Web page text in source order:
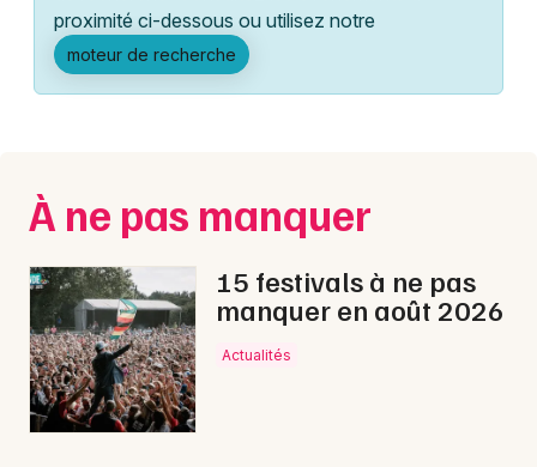
Manifestations
Foires & salons
Concerts
Sports
Soirées
Sorties famille
Marseille
Mulhouse
Nice
Paris
Strasbourg
Toulouse
Toutes les villes
proximité ci-dessous ou utilisez notre
moteur de recherche
À ne pas manquer
15 festivals à ne pas
manquer en août 2026
Actualités